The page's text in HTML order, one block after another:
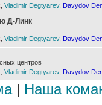
Vladimir Degtyarev, Davydov
Д-Линк
Vladimir Degtyarev, Davydov
центров
Vladimir Degtyarev, Davydov
| Наша